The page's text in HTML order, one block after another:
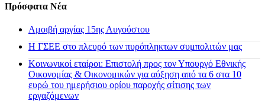
Πρόσφατα Νέα
Αμοιβή αργίας 15ης Αυγούστου
H ΓΣΕΕ στο πλευρό των πυρόπληκτων συμπολιτών μας
Κοινωνικοί εταίροι: Επιστολή προς τον Υπουργό Εθνικής
Οικονομίας & Οικονομικών για αύξηση από τα 6 στα 10
ευρώ του ημερήσιου ορίου παροχής σίτισης των
εργαζόμενων